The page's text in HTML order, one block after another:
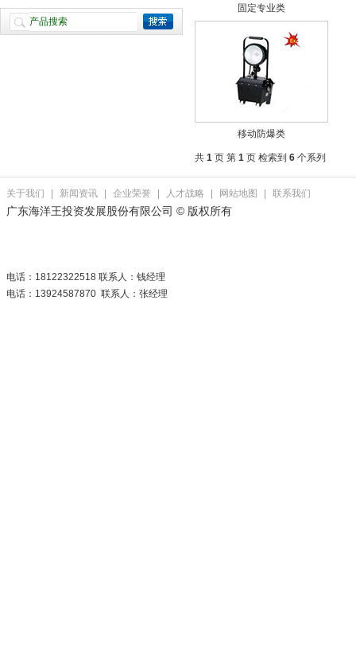
固定专业类
移动防爆类
共 1 页 第 1 页 检索到 6 个系列
关于我们 新闻资讯 企业荣誉 人才战略 网站地图 联系我们
广东海洋王投资发展股份有限公司 © 版权所有
电话：18122322518 联系人：钱经理
电话：13924587870 联系人：张经理